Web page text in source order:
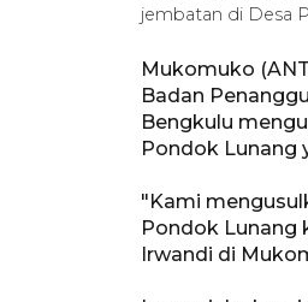
jembatan di Desa
Mukomuko
Badan
Bengkulu
Pondok Lunang
"Kami
Pondok Lunang
Irwandi di